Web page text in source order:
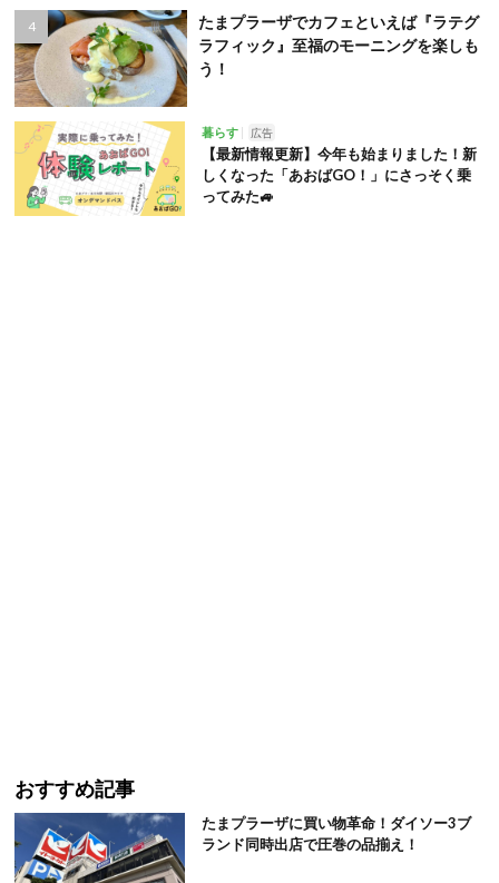
たまプラーザでカフェといえば『ラテグ
ラフィック』至福のモーニングを楽しも
う！
暮らす 広告
【最新情報更新】今年も始まりました！新
しくなった「あおばGO！」にさっそく乗
ってみた🚙
おすすめ記事
たまプラーザに買い物革命！ダイソー3ブ
ランド同時出店で圧巻の品揃え！